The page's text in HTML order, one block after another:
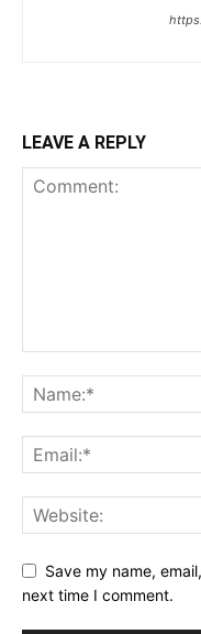
LEAVE A REPLY
Save my name,
next time I comment.